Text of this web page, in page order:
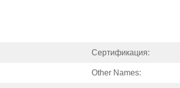
Сертификация:
Other Names: